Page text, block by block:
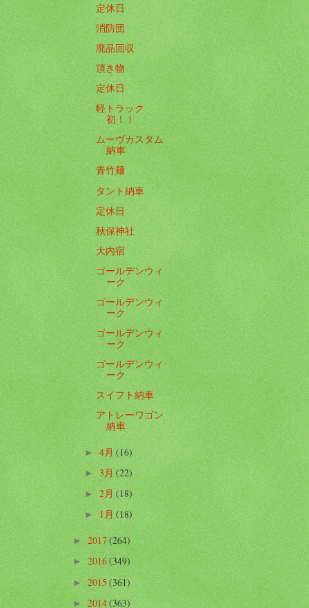
定休日
消防団
廃品回収
頂き物
定休日
軽トラック
初！！
ムーヴカスタム
納車
青竹麺
タント納車
定休日
秋保神社
大内宿
ゴールデンウィ
ーク
ゴールデンウィ
ーク
ゴールデンウィ
ーク
ゴールデンウィ
ーク
スイフト納車
アトレーワゴン
納車
► 4月(16)
►3月(22)
►2月(18)
►1月(18)
►2017(264)
►2016(349)
►2015(361)
►2014(363)